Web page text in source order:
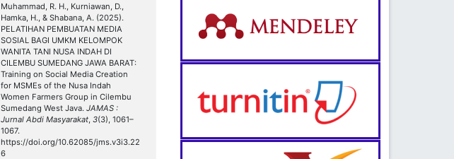
Muhammad, R. H., Kurniawan, D.,
Hamka, H., & Shabana, A. (2025).
PELATIHAN PEMBUATAN MEDIA
SOSIAL BAGI UMKM KELOMPOK
WANITA TANI NUSA INDAH DI
CILEMBU SUMEDANG JAWA BARAT:
Training on Social Media Creation
for MSMEs of the Nusa Indah
Women Farmers Group in Cilembu
Sumedang West Java.JAMAS :
Jurnal Abdi Masyarakat ,3(3), 1061–
1067.
https://doi.org/10.62085/jms.v3i3.22
6